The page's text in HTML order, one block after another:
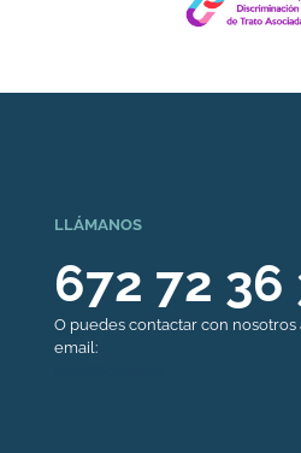
LLÁMANOS
672 72 36
O puedes contactar con nosotros
email: